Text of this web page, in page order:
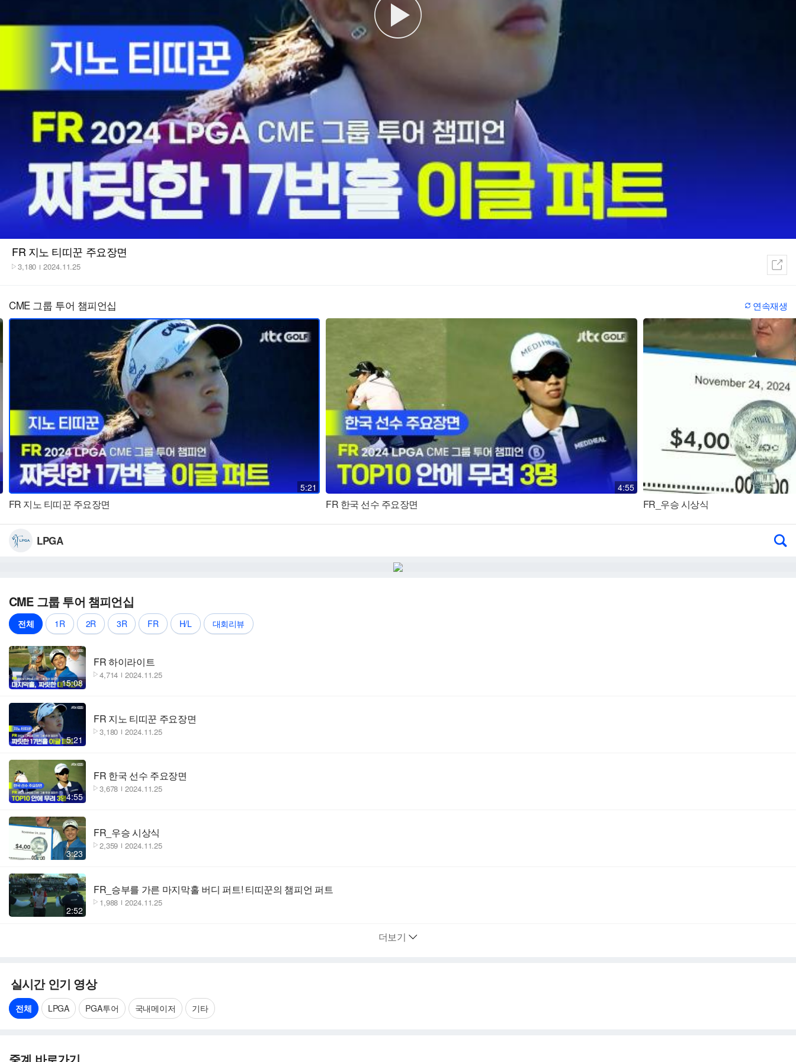
FR 지노 티띠꾼 주요장면
3,180 2024.11.25
CME 그룹 투어 챔피언십 연속재생
5:21
FR 지노 티띠꾼 주요장면
4:55
FR 한국 선수 주요장면 FR_우승 시상식
LPGA
CME 그룹 투어 챔피언십
전체 1R 2R 3R FR H/L 대회리뷰
15:08
FR 하이라이트
4,714 2024.11.25
5:21
FR 지노 티띠꾼 주요장면
3,180 2024.11.25
4:55
FR 한국 선수 주요장면
3,678 2024.11.25
3:23
FR_우승 시상식
2,359 2024.11.25
2:52
FR_승부를 가른 마지막홀 버디 퍼트! 티띠꾼의 챔피언 퍼트
1,988 2024.11.25
더보기
실시간 인기 영상
전체 LPGA PGA투어 국내메이저 기타
중계 바로가기